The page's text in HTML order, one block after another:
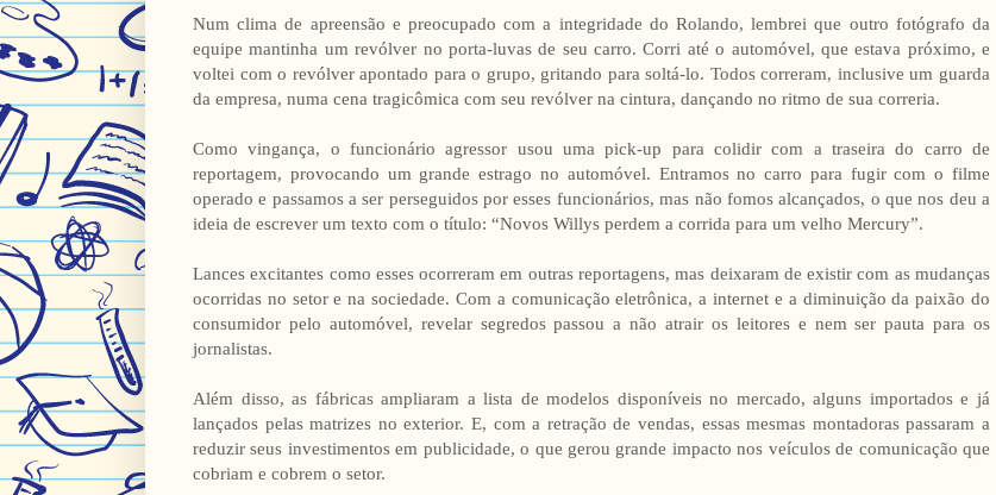
Num clima de apreensão e preocupado com a integridade do Rolando, lembrei que outro fotógrafo da
equipe mantinha um revólver no porta-luvas de seu carro. Corri até o automóvel, que estava próximo, e
voltei com o revólver apontado para o grupo, gritando para soltá-lo. Todos correram, inclusive um guarda
da empresa, numa cena tragicômica com seu revólver na cintura, dançando no ritmo de sua correria.
Como vingança, o funcionário agressor usou uma pick-up para colidir com a traseira do carro de
reportagem, provocando um grande estrago no automóvel. Entramos no carro para fugir com o filme
operado e passamos a ser perseguidos por esses funcionários, mas não fomos alcançados, o que nos deu a
ideia de escrever um texto com o título: “Novos Willys perdem a corrida para um velho Mercury”.
Lances excitantes como esses ocorreram em outras reportagens, mas deixaram de existir com as mudanças
ocorridas no setor e na sociedade. Com a comunicação eletrônica, a internet e a diminuição da paixão do
consumidor pelo automóvel, revelar segredos passou a não atrair os leitores e nem ser pauta para os
jornalistas.
Além disso, as fábricas ampliaram a lista de modelos disponíveis no mercado, alguns importados e já
lançados pelas matrizes no exterior. E, com a retração de vendas, essas mesmas montadoras passaram a
reduzir seus investimentos em publicidade, o que gerou grande impacto nos veículos de comunicação que
cobriam e cobrem o setor.